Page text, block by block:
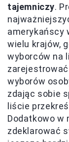
tajemniczy.
amerykańscy
wielu krajów,
wyborców na
wyborów
zdając sobie
liście
Dodatkowo w
zdeklarować